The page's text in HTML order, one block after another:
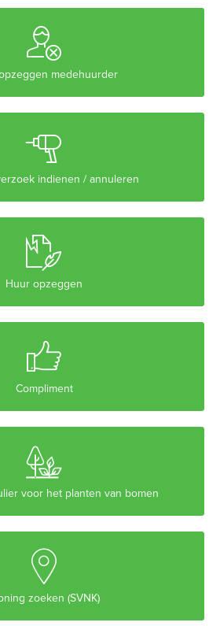

medehuurder

indienen / annuleren

Huur opzeggen

Compliment

voor het planten van bomen
zoeken (SVNK)